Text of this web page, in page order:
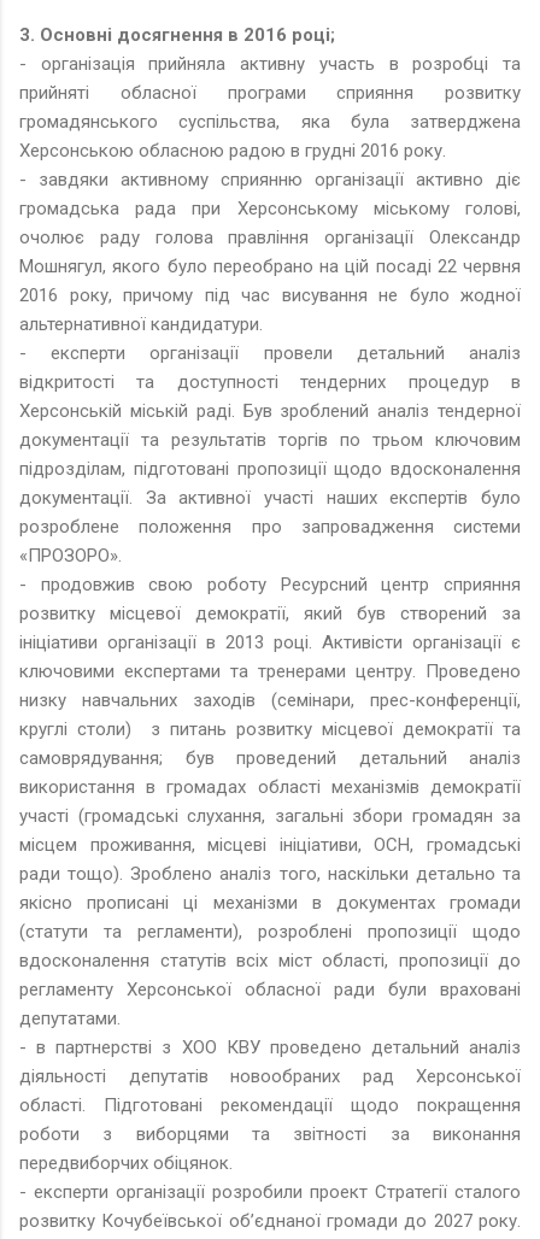
3. Основні досягнення в 2016 році;
- організація прийняла активну участь в розробці та
прийняті обласної програми сприяння розвитку
громадянського суспільства, яка була затверджена
Херсонською обласною радою в грудні 2016 року.
- завдяки активному сприянню організації активно діє
громадська рада при Херсонському міському голові,
очолює раду голова правління організації Олександр
Мошнягул, якого було переобрано на цій посаді 22 червня
2016 року, причому під час висування не було жодної
альтернативної кандидатури.
- експерти організації провели детальний аналіз
відкритості та доступності тендерних процедур в
Херсонській міській раді. Був зроблений аналіз тендерної
документації та результатів торгів по трьом ключовим
підрозділам, підготовані пропозиції щодо вдосконалення
документації. За активної участі наших експертів було
розроблене положення про запровадження системи
«ПРОЗОРО».
- продовжив свою роботу Ресурсний центр сприяння
розвитку місцевої демократії, який був створений за
ініціативи організації в 2013 році. Активісти організації є
ключовими експертами та тренерами центру. Проведено
низку навчальних заходів (семінари, прес-конференції,
круглі столи) з питань розвитку місцевої демократії та
самоврядування; був проведений детальний аналіз
використання в громадах області механізмів демократії
участі (громадські слухання, загальні збори громадян за
місцем проживання, місцеві ініціативи, ОСН, громадські
ради тощо). Зроблено аналіз того, наскільки детально та
якісно прописані ці механізми в документах громади
(статути та регламенти), розроблені пропозиції щодо
вдосконалення статутів всіх міст області, пропозиції до
регламенту Херсонської обласної ради були враховані
депутатами.
- в партнерстві з ХОО КВУ проведено детальний аналіз
діяльності депутатів новообраних рад Херсонської
області. Підготовані рекомендації щодо покращення
роботи з виборцями та звітності за виконання
передвиборчих обіцянок.
- експерти організації розробили проект Стратегії сталого
розвитку Кочубеївської об’єднаної громади до 2027 року.